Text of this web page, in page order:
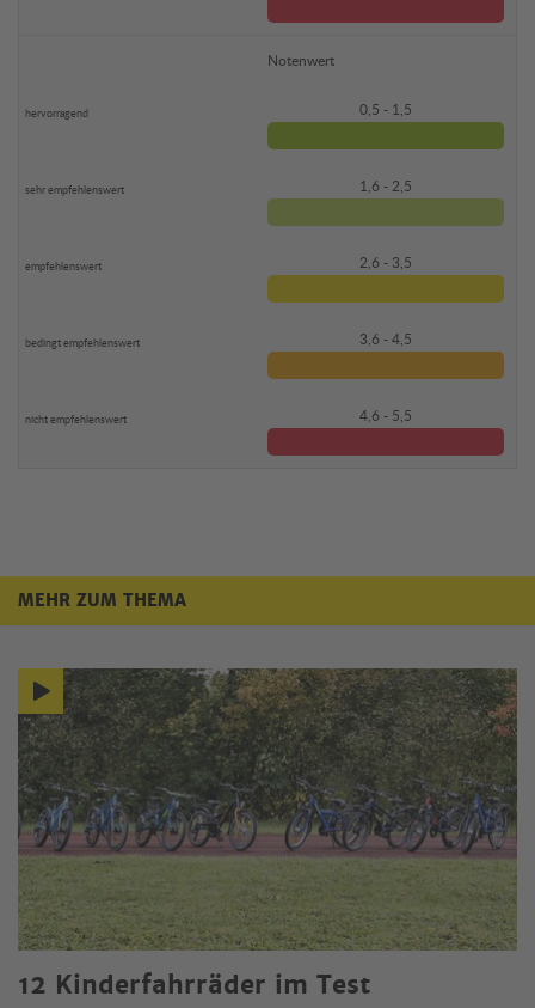
Notenwert
0,5 - 1,5
1,6 - 2,5
2,6 - 3,5
3,6 - 4,5
4,6 - 5,5
MEHR ZUM THEMA
12 Kinderfahrräder im Test